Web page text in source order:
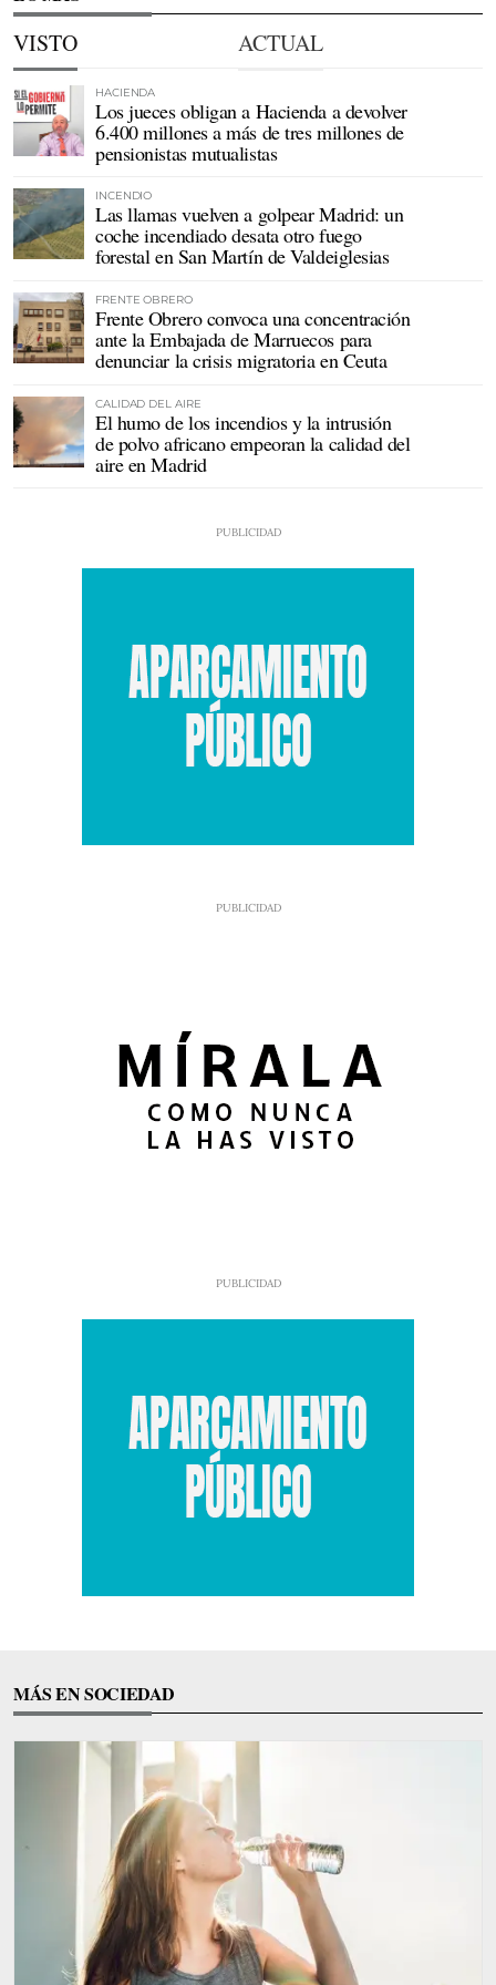
VISTO ACTUAL
HACIENDA
Los jueces obligan a Hacienda a devolver
6.400 millones a más de tres millones de
pensionistas mutualistas
INCENDIO
Las llamas vuelven a golpear Madrid: un
coche incendiado desata otro fuego
forestal en San Martín de Valdeiglesias
FRENTE OBRERO
Frente Obrero convoca una concentración
ante la Embajada de Marruecos para
denunciar la crisis migratoria en Ceuta
CALIDAD DEL AIRE
El humo de los incendios y la intrusión
de polvo africano empeoran la calidad del
aire en Madrid
MÁS EN SOCIEDAD